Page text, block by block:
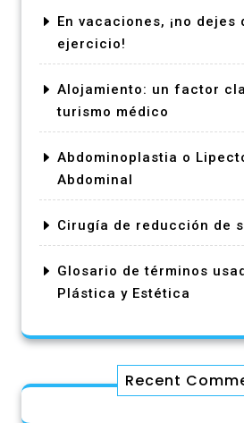
En vacaciones, ¡no dejes
ejercicio!
Alojamiento: un factor
turismo médico
Abdominoplastia o
Abdominal
Cirugía de reducción de
Glosario de términos
Plástica y Estética
Recent